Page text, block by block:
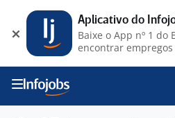
Aplicativo do
Baixe o App nº 1 do
encontrar empregos